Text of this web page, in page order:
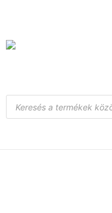
Products
search